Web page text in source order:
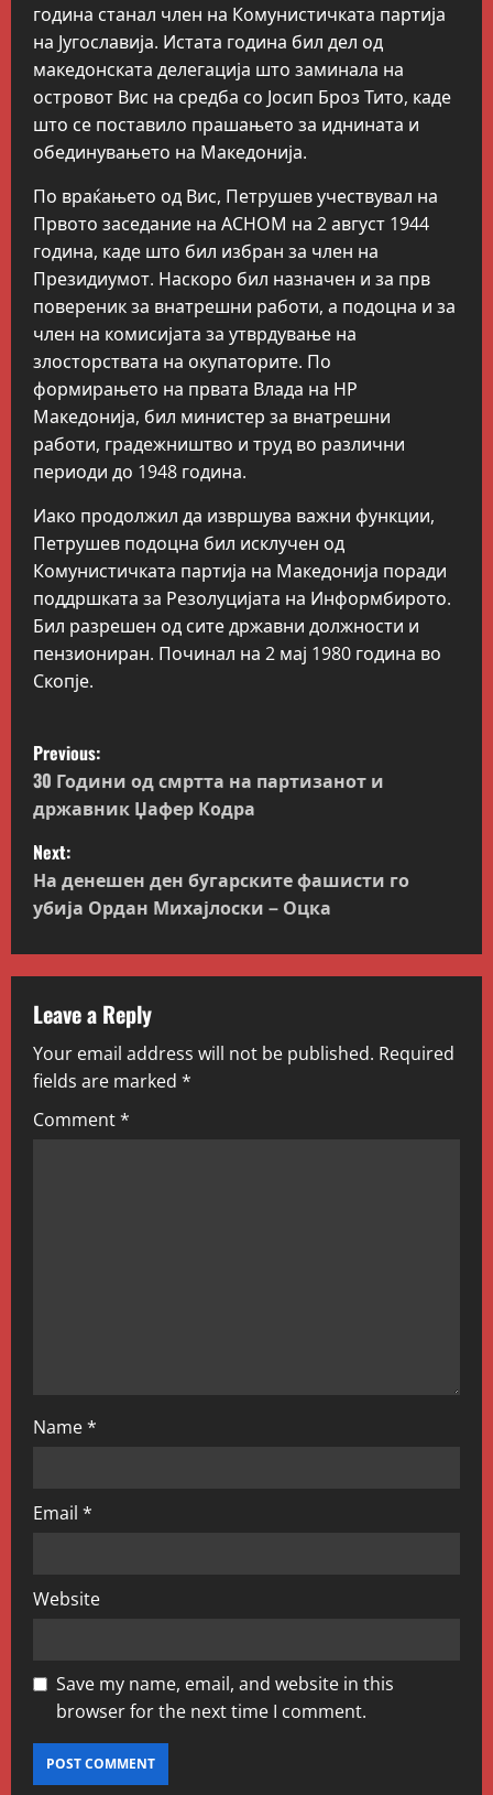
година станал член на Комунистичката партија
на Југославија. Истата година бил дел од
македонската делегација што заминала на
островот Вис на средба со Јосип Броз Тито, каде
што се поставило прашањето за иднината и
обединувањето на Македонија.
По враќањето од Вис, Петрушев учествувал на
Првото заседание на АСНОМ на 2 август 1944
година, каде што бил избран за член на
Президиумот. Наскоро бил назначен и за прв
повереник за внатрешни работи, а подоцна и за
член на комисијата за утврдување на
злосторствата на окупаторите. По
формирањето на првата Влада на НР
Македонија, бил министер за внатрешни
работи, градежништво и труд во различни
периоди до 1948 година.
Иако продолжил да извршува важни функции,
Петрушев подоцна бил исклучен од
Комунистичката партија на Македонија поради
поддршката за Резолуцијата на Информбирото.
Бил разрешен од сите државни должности и
пензиониран. Починал на 2 мај 1980 година во
Скопје.
P
o
s
t
n
a
v
i
g
Previous:
30 Години од смртта на партизанот и
државник Џафер Кодра
Next:
На денешен ден бугарските фашисти го
убија Ордан Михајлоски – Оцка
Leave a Reply
Your email address will not be published. Required
fields are marked *
Comment*
Name*
Email *
Website
Save my name, email, and website in this
browser for the next time I comment.